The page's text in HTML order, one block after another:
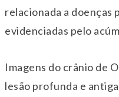
relacionada a doenças
evidenciadas pelo
Imagens do crânio de
lesão profunda e